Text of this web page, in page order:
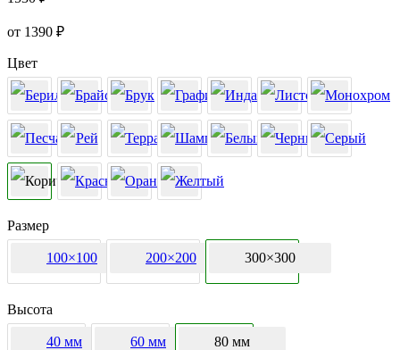
от 1390 ₽
Цвет
Размер
100×100 200×200 300×300
Высота
40 мм 60 мм 80 мм